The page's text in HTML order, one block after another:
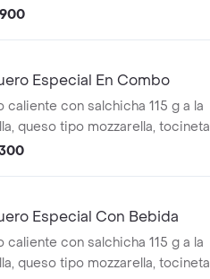
blanca, salsa de tomate y mostaza
Especial En Combo
caliente con salchicha 115 g a la
queso tipo mozzarella, tocineta
papa callejera, cebolla picada,
+ bebida PET
Especial Con Bebida
caliente con salchicha 115 g a la
queso tipo mozzarella, tocineta